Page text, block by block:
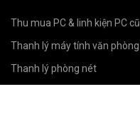
Thu mua PC & linh kiện PC cũ
Thanh lý máy tính văn phòng
Thanh lý phòng nét